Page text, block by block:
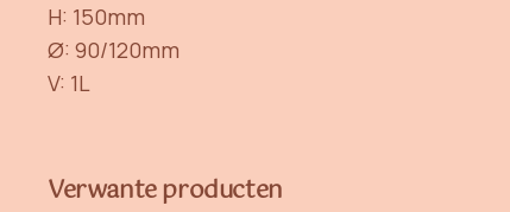
H: 150mm
Ø: 90/120mm
V: 1L
Verwante producten